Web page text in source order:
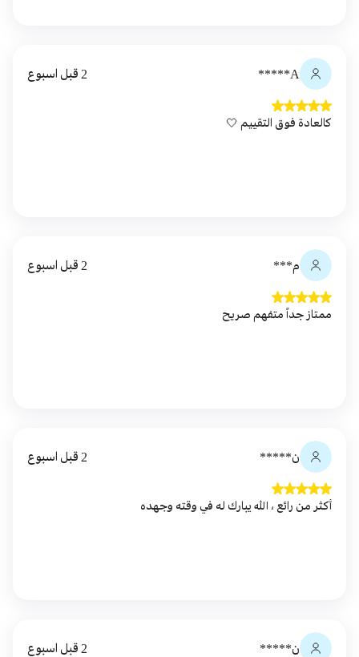
A***** 2 قبل اسبوع
كالعادة فوق التقييم 🤍
م*** 2 قبل اسبوع
ممتاز جداً متفهم صريح
ن***** 2 قبل اسبوع
أكثر من رائع ، الله يبارك له في وقته وجهده
ن***** 2 قبل اسبوع